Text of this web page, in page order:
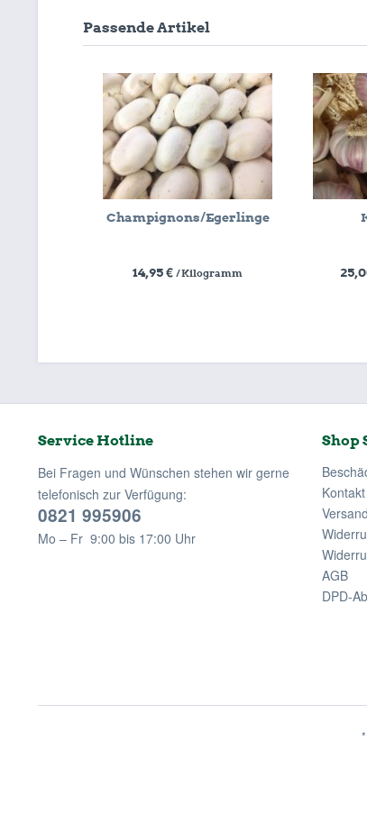
Passende Artikel
Champignons/Egerlinge
14,95 € / Kilogramm
Service Hotline
Bei Fragen und Wünschen stehen wir gerne
telefonisch zur Verfügung:
0821 995906
Mo – Fr 9:00 bis 17:00 Uhr
Shop
Kontakt
AGB
DPD-